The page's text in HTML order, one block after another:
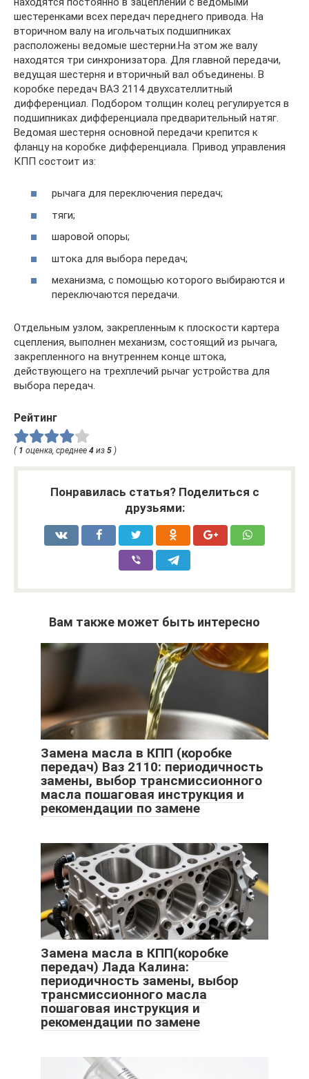
шестеренками всех передач переднего привода. На
вторичном валу на игольчатых подшипниках
расположены ведомые шестерни.На этом же валу
находятся три синхронизатора. Для главной передачи,
ведущая шестерня и вторичный вал объединены. В
коробке передач ВАЗ 2114 двухсателлитный
дифференциал. Подбором толщин колец регулируется в
подшипниках дифференциала предварительный натяг.
Ведомая шестерня основной передачи крепится к
фланцу на коробке дифференциала. Привод управления
КПП состоит из:
рычага для переключения передач;
тяги;
шаровой опоры;
штока для выбора передач;
механизма, с помощью которого выбираются и
переключаются передачи.
Отдельным узлом, закрепленным к плоскости картера
сцепления, выполнен механизм, состоящий из рычага,
закрепленного на внутреннем конце штока,
действующего на трехплечий рычаг устройства для
выбора передач.
Рейтинг
( 1 оценка, среднее 4 из 5 )
Понравилась статья? Поделиться с
друзьями:
Вам также может быть интересно
Замена масла в КПП (коробке
передач) Ваз 2110: периодичность
замены, выбор трансмиссионного
масла пошаговая инструкция и
рекомендации по замене
Замена масла в КПП(коробке
передач) Лада Калина:
периодичность замены, выбор
трансмиссионного масла
пошаговая инструкция и
рекомендации по замене